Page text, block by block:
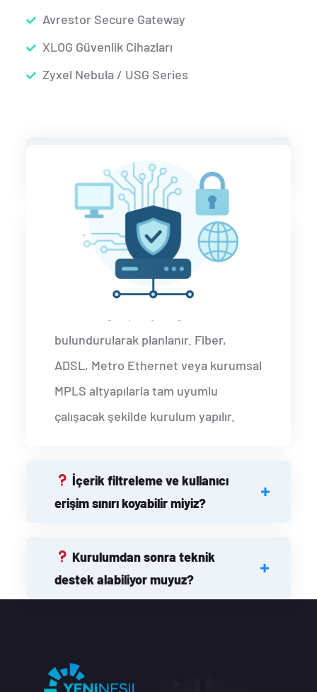
Avrestor Secure Gateway
XLOG Güvenlik Cihazları
Zyxel Nebula / USG Series
lisans satın almamız gerekiyor mu?
Mevcut internet altyapımıza
uyum sağlar mı?
Evet. Tüm firewall çözümlerimiz,
bulundurularak planlanır. Fiber,
ADSL, Metro Ethernet veya kurumsal
MPLS altyapılarla tam uyumlu
çalışacak şekilde kurulum yapılır.
İçerik filtreleme ve kullanıcı
erişim sınırı koyabilir miyiz?
Kurulumdan sonra teknik
destek alabiliyor muyuz?